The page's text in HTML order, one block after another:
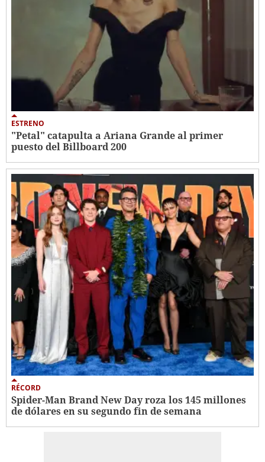
ESTRENO
"Petal" catapulta a Ariana Grande al primer
puesto del Billboard 200
RÉCORD
Spider-Man Brand New Day roza los 145 millones
de dólares en su segundo fin de semana